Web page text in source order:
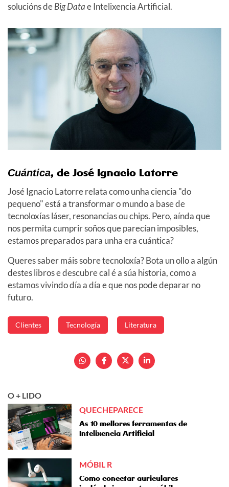
solucións deBig Datae Intelixencia Artificial.
Cuántica, de José Ignacio Latorre
José Ignacio Latorre relata como unha ciencia "do
pequeno" está a transformar o mundo a base de
tecnoloxías láser, resonancias ou chips. Pero, aínda que
nos permita cumprir soños que parecían imposibles,
estamos preparados para unha era cuántica?
Queres saber máis sobre tecnoloxía? Bota un ollo a algún
destes libros e descubre cal é a súa historia, como a
estamos vivindo día a día e que nos pode deparar no
futuro.
Clientes Tecnología Literatura
O + LIDO
QUECHEPARECE
As 10 mellores ferramentas de
Intelixencia Artificial
MÓBIL R
Como conectar auriculares